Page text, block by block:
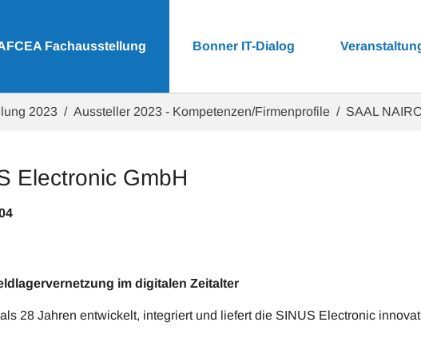
Fachausstellung Bonner IT-Dialog
2023 Aussteller 2023 - Kompetenzen/Firmenprofile SAAL
Electronic GmbH
N 04
im digitalen Zeitalter
28 Jahren entwickelt, integriert und liefert die SINUS Electronic